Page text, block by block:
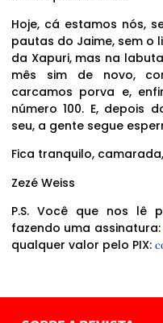
Hoje, cá estamos nós,
pautas do Jaime, sem o
da Xapuri, mas na
mês sim de novo,
carcamos porva e,
número 100. E, depois
seu, a gente segue
Fica tranquilo,
Zezé Weiss
P.S. Você que nos lê
fazendo uma
qualquer valor pelo PIX: